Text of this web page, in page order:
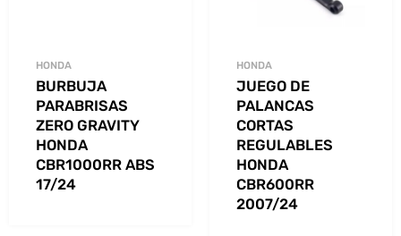
HONDA
BURBUJA
PARABRISAS
ZERO GRAVITY
HONDA
CBR1000RR ABS
17/24
HONDA
JUEGO DE
PALANCAS
CORTAS
REGULABLES
HONDA
CBR600RR
2007/24